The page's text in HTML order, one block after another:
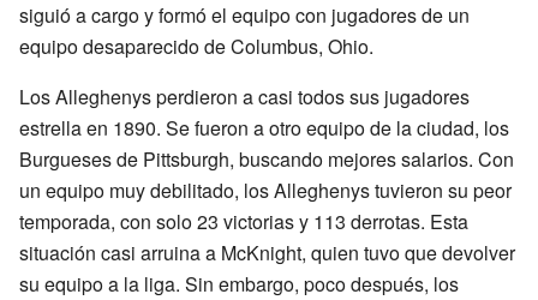
siguió a cargo y formó el equipo con jugadores de un
equipo desaparecido de Columbus, Ohio.
Los Alleghenys perdieron a casi todos sus jugadores
estrella en 1890. Se fueron a otro equipo de la ciudad, los
Burgueses de Pittsburgh, buscando mejores salarios. Con
un equipo muy debilitado, los Alleghenys tuvieron su peor
temporada, con solo 23 victorias y 113 derrotas. Esta
situación casi arruina a McKnight, quien tuvo que devolver
su equipo a la liga. Sin embargo, poco después, los